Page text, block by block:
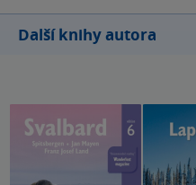
Další knihy autora